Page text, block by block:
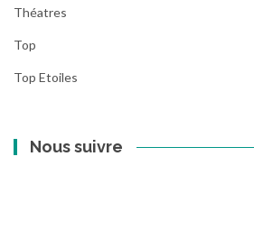
Théatres
Top
Top Etoiles
Nous suivre